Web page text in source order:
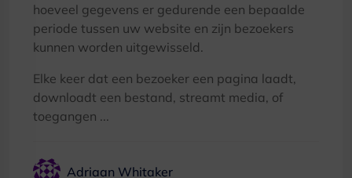
hoeveel gegevens er gedurende een bepaalde
periode tussen uw website en zijn bezoekers
kunnen worden uitgewisseld.
Elke keer dat een bezoeker een pagina laadt,
downloadt een bestand, streamt media, of
toegangen ...
Adriaan Whitaker